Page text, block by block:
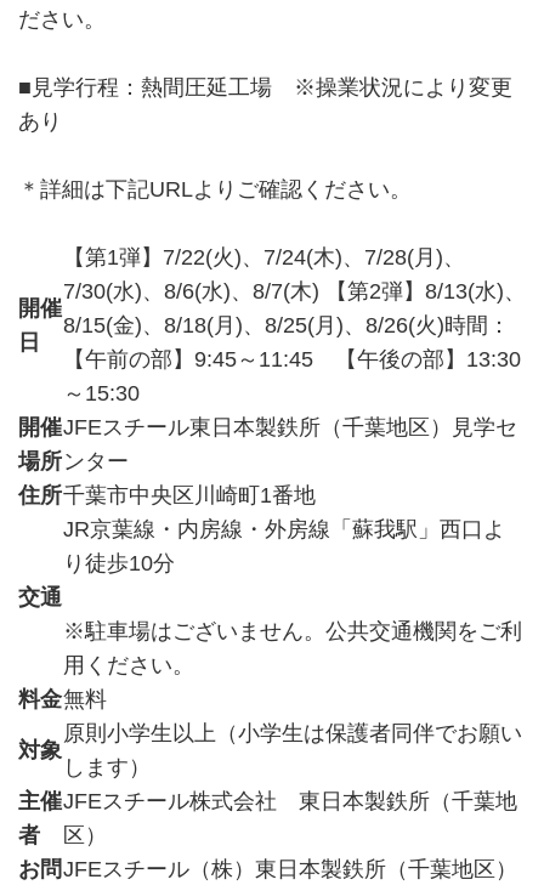
ださい。
■見学行程：熱間圧延工場 ※操業状況により変更
あり
＊詳細は下記URLよりご確認ください。
開催
日
【第1弾】7/22(火)、7/24(木)、7/28(月)、
7/30(水)、8/6(水)、8/7(木) 【第2弾】8/13(水)、
8/15(金)、8/18(月)、8/25(月)、8/26(火)時間：
【午前の部】9:45～11:45 【午後の部】13:30
～15:30
開催
場所
JFEスチール東日本製鉄所（千葉地区）見学セ
ンター
住所千葉市中央区川崎町1番地
交通
JR京葉線・内房線・外房線「蘇我駅」西口よ
り徒歩10分
※駐車場はございません。公共交通機関をご利
用ください。
料金無料
対象
原則小学生以上（小学生は保護者同伴でお願い
します）
主催
者
JFEスチール株式会社 東日本製鉄所（千葉地
区）
お問JFEスチール（株）東日本製鉄所（千葉地区）